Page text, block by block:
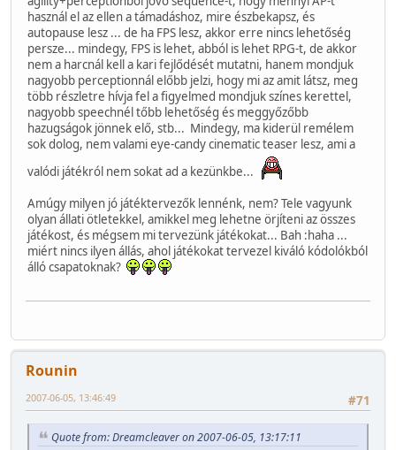
használ el az ellen a támadáshoz, mire észbekapsz, és
autopause lesz ... de ha FPS lesz, akkor erre nincs lehetőség
persze... mindegy, FPS is lehet, abból is lehet RPG-t, de akkor
nem a harcnál kell a kari fejlődését mutatni, hanem mondjuk
nagyobb perceptionnál előbb jelzi, hogy mi az amit látsz, meg
több részletre hívja fel a figyelmed mondjuk színes kerettel,
nagyobb speechnél tőbb lehetőség és meggyőzőbb
hazugságok jönnek elő, stb... Mindegy, ma kiderül remélem
sok dolog, nem valami eye-candy cinematic teaser lesz, ami a
valódi játékról nem sokat ad a kezünkbe...
Amúgy milyen jó játéktervezők lennénk, nem? Tele vagyunk
olyan állati ötletekkel, amikkel meg lehetne örjíteni az összes
játékost, és mégsem mi tervezünk játékokat... Bah :haha ...
miért nincs ilyen állás, ahol játékokat tervezel kiváló kódolókból
álló csapatoknak?
Rounin
#71
2007-06-05, 13:46:49
Quote from: Dreamcleaver on 2007-06-05, 13:17:11